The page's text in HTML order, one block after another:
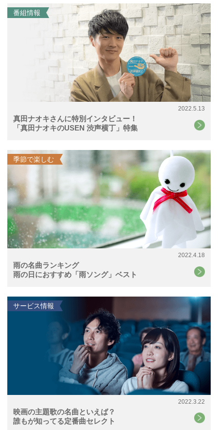
2022.5.13
真田ナオキさんに特別インタビュー！
「真田ナオキのUSEN 渋声横丁」特集
番組情報
2022.4.18
雨の名曲ランキング
雨の日におすすめ「雨ソング」ベスト
季節で楽しむ
2022.3.22
映画の主題歌の名曲といえば？
誰もが知ってる定番曲セレクト
サービス情報